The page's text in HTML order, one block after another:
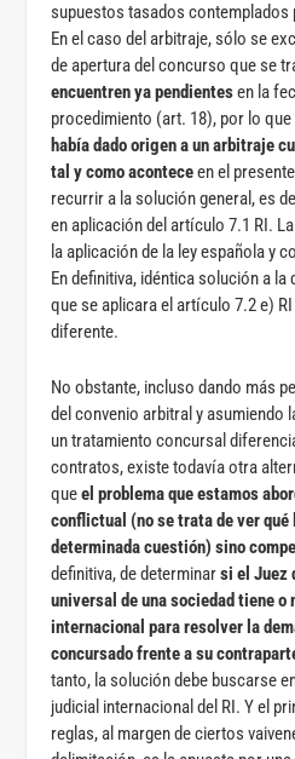
supuestos tasados contemplados
En el caso del arbitraje, sólo se
de apertura del concurso que se
encuentren ya pendientesen la
procedimiento (art. 18), por lo
había dado origen a un arbitraje
tal y como aconteceen el
recurrir a la solución general, es
en aplicación del artículo 7.1 RI.
la aplicación de la ley española y
En definitiva, idéntica solución a
que se aplicara el artículo 7.2 e)
diferente.
No obstante, incluso dando más
del convenio arbitral y asumiendo
un tratamiento concursal
contratos, existe todavía otra
queel problema que estamos
conflictual (no se trata de ver qué
determinada cuestión) sino
definitiva, de determinarsi el Juez
universal de una sociedad tiene o
internacional para resolver la
concursado frente a su
tanto, la solución debe buscarse
judicial internacional del RI. Y el
reglas, al margen de ciertos